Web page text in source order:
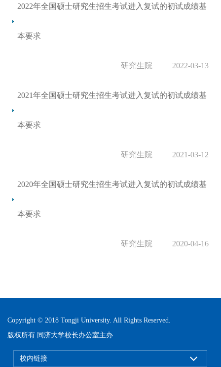
2022年全国硕士研究生招生考试进入复试的初试成绩基
本要求
2022-03-13
研究生院
2021年全国硕士研究生招生考试进入复试的初试成绩基
本要求
2021-03-12
研究生院
2020年全国硕士研究生招生考试进入复试的初试成绩基
本要求
2020-04-16
研究生院
Copyright © 2018 Tongji University. All Rights Reserved.
版权所有 同济大学校长办公室主办